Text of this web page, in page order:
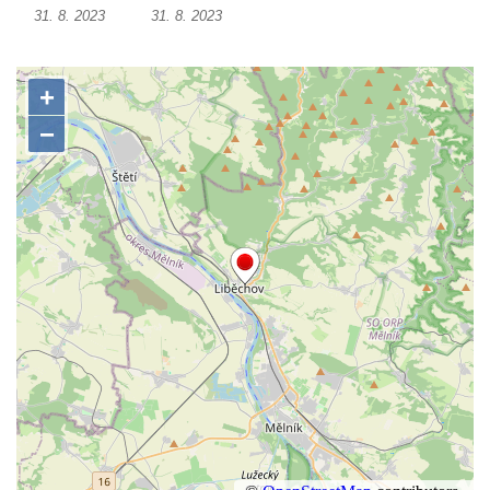
Semilech
Pamětní deska Tomáše Garrigue Masaryka
na radnici v Českých Budějovicích
Pamětní deska na biskupské rezidenci v
Českých Budějovicích
Pamětní deska Josefa Hloucha na
biskupské rezidenci v Českých
Budějovicích
Socha žáby u rybníčku na Náměstí v
Kamenném Újezdě
Pamětní kámen družebních obcí Kamenný
Újezd a Krauchthal v parku na Náměstí v
Kamenném Újezdě
31. 8. 2023 31. 8. 2023